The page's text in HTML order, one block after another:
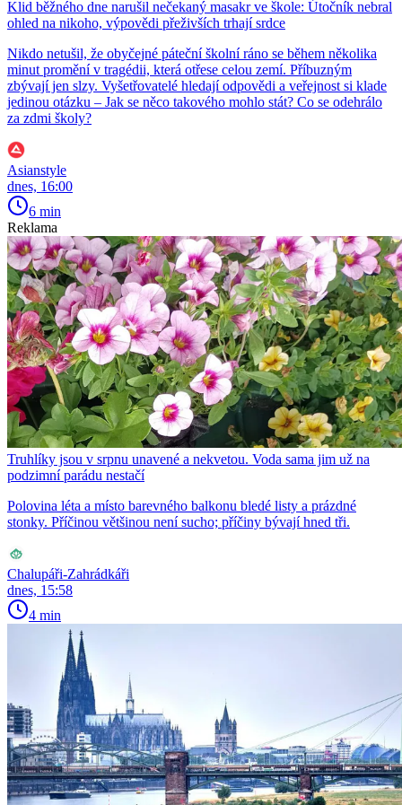
Klid běžného dne narušil nečekaný masakr ve škole: Útočník nebral
ohled na nikoho, výpovědi přeživších trhají srdce
Nikdo netušil, že obyčejné páteční školní ráno se během několika
minut promění v tragédii, která otřese celou zemí. Příbuzným
zbývají jen slzy. Vyšetřovatelé hledají odpovědi a veřejnost si klade
jedinou otázku – Jak se něco takového mohlo stát? Co se odehrálo
za zdmi školy?
Asianstyle
dnes, 16:00
6 min
Reklama
Truhlíky jsou v srpnu unavené a nekvetou. Voda sama jim už na
podzimní parádu nestačí
Polovina léta a místo barevného balkonu bledé listy a prázdné
stonky. Příčinou většinou není sucho; příčiny bývají hned tři.
Chalupáři-Zahrádkáři
dnes, 15:58
4 min